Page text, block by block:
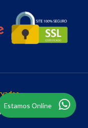
Estamos Online